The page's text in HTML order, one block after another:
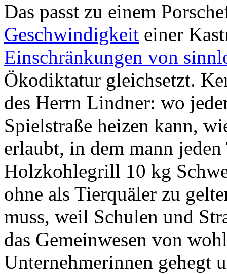
Das passt zu einem
Geschwindigkeit einer
Einschränkungen von
Ökodiktatur gleichsetzt.
des Herrn Lindner: wo
Spielstraße heizen kann,
erlaubt, in dem mann
Holzkohlegrill 10 kg
ohne als Tierquäler zu
muss, weil Schulen und
das Gemeinwesen von
Unternehmerinnen gehegt